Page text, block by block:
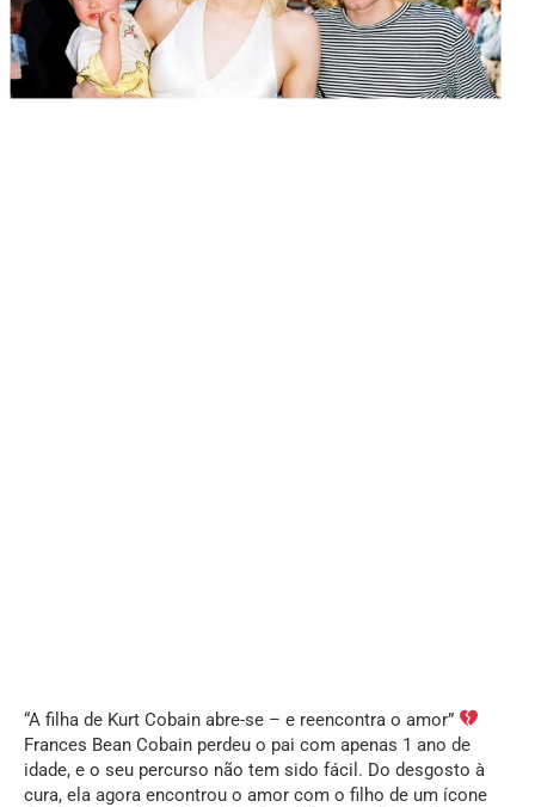
“A filha de Kurt Cobain abre-se – e reencontra o amor”
Frances Bean Cobain perdeu o pai com apenas 1 ano de
idade, e o seu percurso não tem sido fácil. Do desgosto à
cura, ela agora encontrou o amor com o filho de um ícone